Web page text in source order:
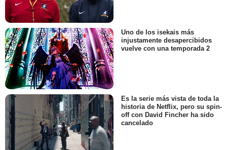
Uno de los isekais más
injustamente desapercibidos
vuelve con una temporada 2
Es la serie más vista de toda la
historia de Netflix, pero su spin-
off con David Fincher ha sido
cancelado